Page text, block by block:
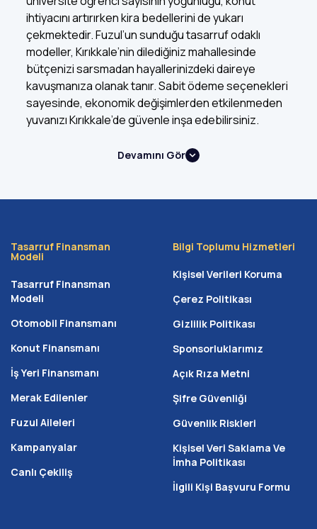
ihtiyacını artırırken kira bedellerini de yukarı
çekmektedir. Fuzul’un sunduğu tasarruf odaklı
modeller, Kırıkkale’nin dilediğiniz mahallesinde
bütçenizi sarsmadan hayallerinizdeki daireye
kavuşmanıza olanak tanır. Sabit ödeme seçenekleri
sayesinde, ekonomik değişimlerden etkilenmeden
yuvanızı Kırıkkale’de güvenle inşa edebilirsiniz.
Neden Peşinatsız Ev Alma Yöntemini
önündeki maddi engelleri kaldıran erişilebilir bir mülk
edinme modelidir. Kırıkkale gibi emlak piyasasının
üniversite ve sanayi etkisiyle dinamik olduğu bir bölgede
birikim yapmaya çalışırken fiyatların yükselmesi, süreci
zorlaştırabilir. Bu yöntemi tercih etmeniz için temel
olmasa dahi sisteme hemen dahil olabilirsiniz.
Hızlı tasarruf imkanı:
İlk taksitinizle birlikte
Kırıkkale’de ev sahibi olma yolundaki planlamanız aktif
Geleceği koruma:
Birikim yapmak için geçen yılları
kendi evinizde geçirme şansı elde edersiniz.
Devamını Gör
Tasarruf Finansman
Modeli
Tasarruf Finansman
Modeli
Otomobil Finansmanı
Konut Finansmanı
İş Yeri Finansmanı
Merak Edilenler
Fuzul Aileleri
Kampanyalar
Canlı Çekiliş
Bilgi Toplumu Hizmetleri
Kişisel Verileri Koruma
Çerez Politikası
Gizlilik Politikası
Sponsorluklarımız
Açık Rıza Metni
Şifre Güvenliği
Güvenlik Riskleri
Kişisel Veri Saklama Ve
İmha Politikası
İlgili Kişi Başvuru Formu